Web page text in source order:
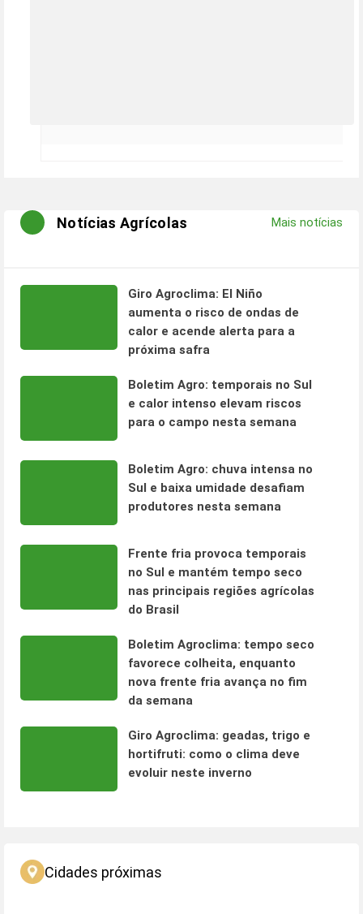
Notícias Agrícolas Mais notícias
Giro Agroclima: El Niño
aumenta o risco de ondas de
calor e acende alerta para a
próxima safra
Boletim Agro: temporais no Sul
e calor intenso elevam riscos
para o campo nesta semana
Boletim Agro: chuva intensa no
Sul e baixa umidade desafiam
produtores nesta semana
Frente fria provoca temporais
no Sul e mantém tempo seco
nas principais regiões agrícolas
do Brasil
Boletim Agroclima: tempo seco
favorece colheita, enquanto
nova frente fria avança no fim
da semana
Giro Agroclima: geadas, trigo e
hortifruti: como o clima deve
evoluir neste inverno
Cidades próximas